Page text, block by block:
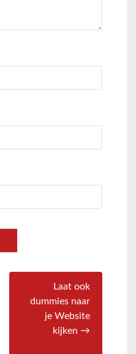
Laat ook
dummies naar
je Website
kijken →